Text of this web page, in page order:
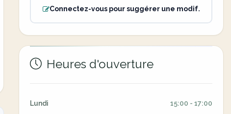
Connectez-vous pour suggérer une modif.
Heures d'ouverture
Lundi 15:00 - 17:00